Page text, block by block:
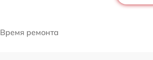
Время ремонта